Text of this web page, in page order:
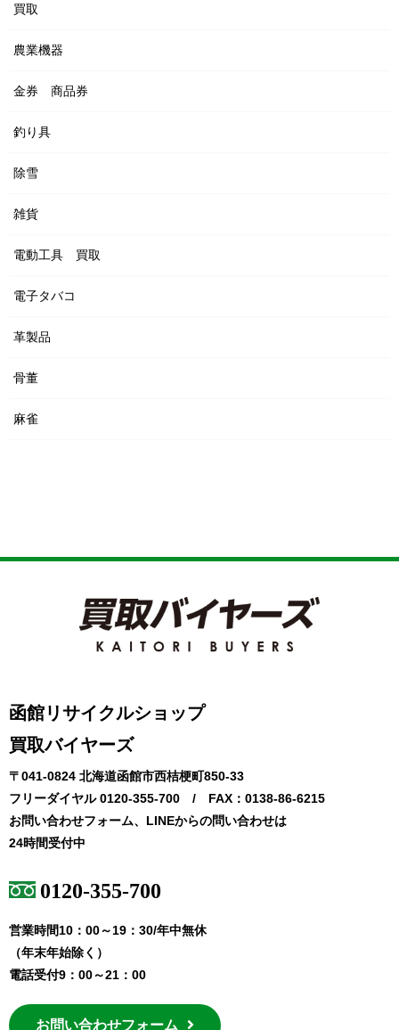
買取
農業機器
金券 商品券
釣り具
除雪
雑貨
電動工具 買取
電子タバコ
革製品
骨董
麻雀
函館リサイクルショップ
買取バイヤーズ
〒041-0824 北海道函館市西桔梗町850-33
フリーダイヤル 0120-355-700 / FAX：0138-86-6215
お問い合わせフォーム、LINEからの問い合わせは
24時間受付中
0120-355-700
営業時間10：00～19：30/年中無休
（年末年始除く）
電話受付9：00～21：00
お問い合わせフォーム